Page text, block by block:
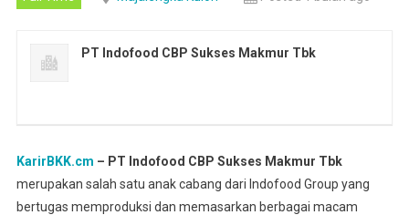
PT Indofood CBP Sukses Makmur Tbk
KarirBKK.cm – PT Indofood CBP Sukses Makmur Tbk
merupakan salah satu anak cabang dari Indofood Group yang
bertugas memproduksi dan memasarkan berbagai macam